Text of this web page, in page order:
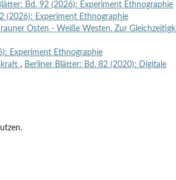
Bd. 92 (2026): Experiment Ethnographie
(2026): Experiment Ethnographie
Osten - Weiße Westen. Zur
Experiment Ethnographie
, Berliner Blätter: Bd. 82 (2020): Digitale